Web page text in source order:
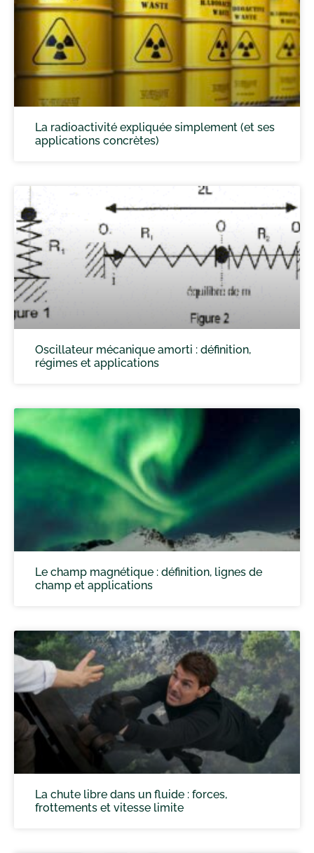
La radioactivité expliquée simplement (et ses
applications concrètes)
Oscillateur mécanique amorti : définition,
régimes et applications
Le champ magnétique : définition, lignes de
champ et applications
La chute libre dans un fluide : forces,
frottements et vitesse limite